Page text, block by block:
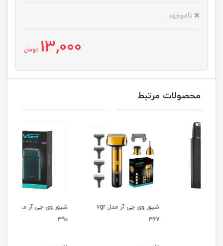
ناموجود
13,000 تومان
محصولات مرتبط
شیور وی جی آر مدل vgr
شیور وی جی آر مدل vgr